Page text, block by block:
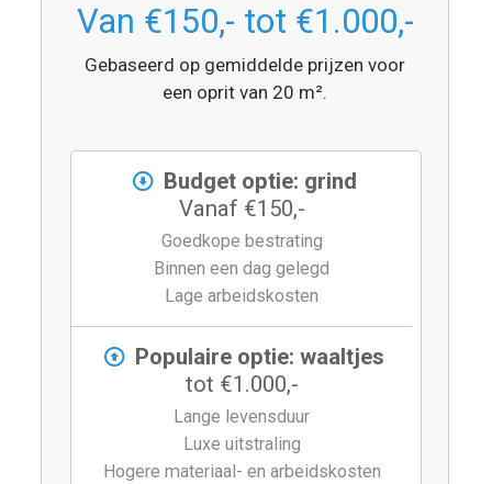
Van €150,- tot €1.000,-
Gebaseerd op gemiddelde prijzen voor
een oprit van 20 m².
Budget optie: grind
Vanaf €150,-
Goedkope bestrating
Binnen een dag gelegd
Lage arbeidskosten
Populaire optie: waaltjes
tot €1.000,-
Lange levensduur
Luxe uitstraling
Hogere materiaal- en arbeidskosten